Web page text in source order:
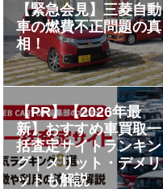
【緊急会見】三菱自動
車の燃費不正問題の真
相！
【PR】【2026年最
新】おすすめ車買取一
括査定サイトランキン
グ｜メリット・デメリ
ットも解説